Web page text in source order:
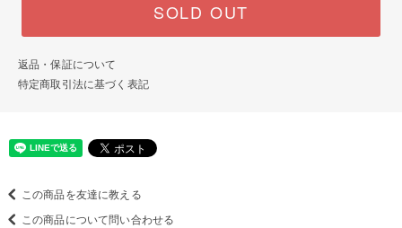
SOLD OUT
返品・保証について
特定商取引法に基づく表記
この商品を友達に教える
この商品について問い合わせる